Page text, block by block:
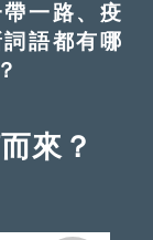
一路、疫
語都有哪
來？